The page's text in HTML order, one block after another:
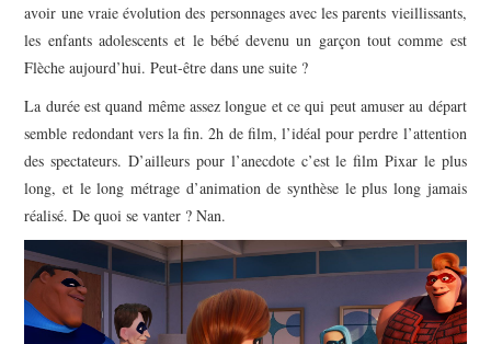
avoir une vraie évolution des personnages avec les parents vieillissants,
les enfants adolescents et le bébé devenu un garçon tout comme est
Flèche aujourd’hui. Peut-être dans une suite ?
La durée est quand même assez longue et ce qui peut amuser au départ
semble redondant vers la fin. 2h de film, l’idéal pour perdre l’attention
des spectateurs. D’ailleurs pour l’anecdote c’est le film Pixar le plus
long, et le long métrage d’animation de synthèse le plus long jamais
réalisé. De quoi se vanter ? Nan.